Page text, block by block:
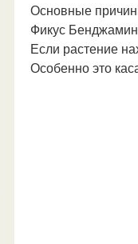
Основные
Фикус
Если растение
Особенно это